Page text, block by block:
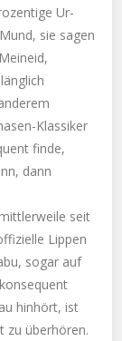
Ur-
sie sagen
Klassiker
finde,
dann
seit
Lippen
sogar auf
hinhört, ist
zu überhören.